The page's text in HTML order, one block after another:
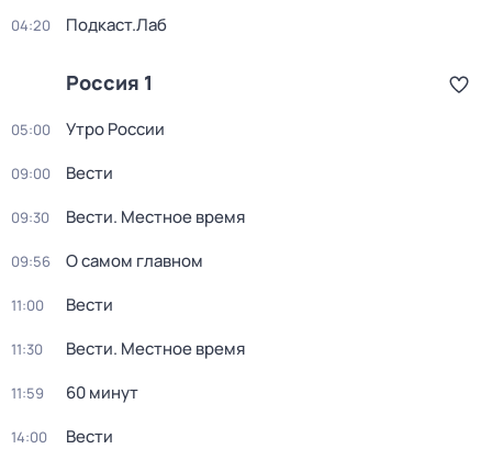
04:20 Подкаст.Лаб
Россия 1
05:00 Утро России
09:00 Вести
09:30 Вести. Местное время
09:56 О самом главном
11:00 Вести
11:30 Вести. Местное время
11:59 60 минут
14:00 Вести